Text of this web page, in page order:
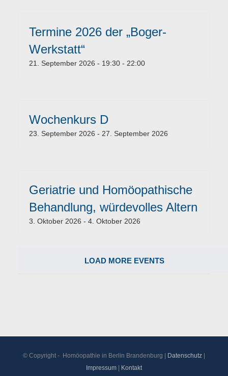
Termine 2026 der „Boger-
Werkstatt“
21. September 2026 - 19:30- 22:00
Wochenkurs D
23. September 2026 - 27. September 2026
Geriatrie und Homöopathische
Behandlung, würdevolles Altern
3. Oktober 2026 - 4. Oktober 2026
LOAD MORE EVENTS
© Copyright - Homöopathie in Berlin Brandenburg | Datenschutz
Impressum
Kontakt